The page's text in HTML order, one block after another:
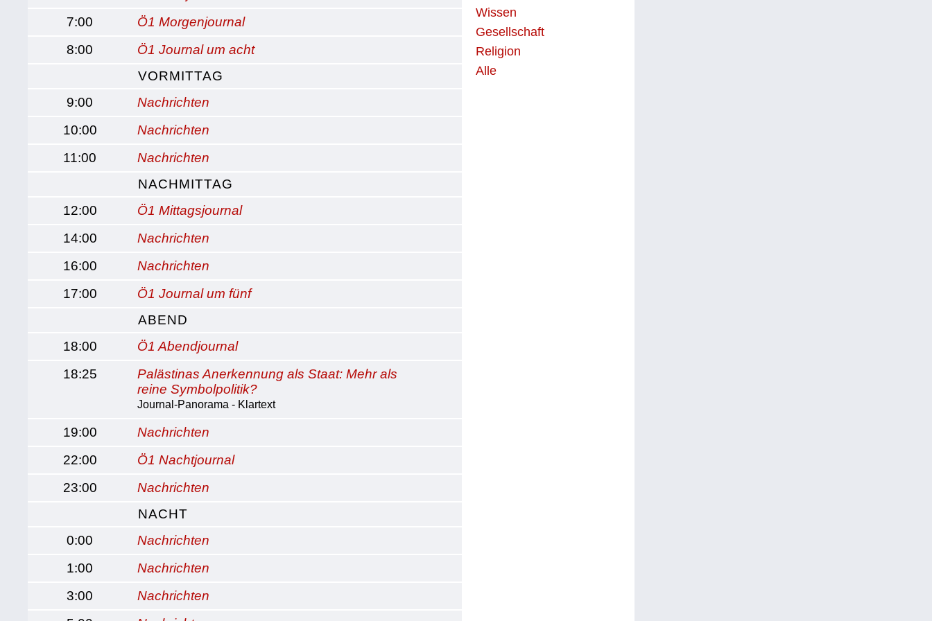
Wissen
Gesellschaft
Religion
Alle
7:00
Ö1 Morgenjournal
8:00
Ö1 Journal um acht
VORMITTAG
9:00
Nachrichten
10:00
Nachrichten
11:00
Nachrichten
NACHMITTAG
12:00
Ö1 Mittagsjournal
14:00
Nachrichten
16:00
Nachrichten
17:00
Ö1 Journal um fünf
ABEND
18:00
Ö1 Abendjournal
18:25
Palästinas Anerkennung als Staat: Mehr als
reine Symbolpolitik?
Journal-Panorama - Klartext
19:00
Nachrichten
22:00
Ö1 Nachtjournal
23:00
Nachrichten
NACHT
0:00
Nachrichten
1:00
Nachrichten
3:00
Nachrichten